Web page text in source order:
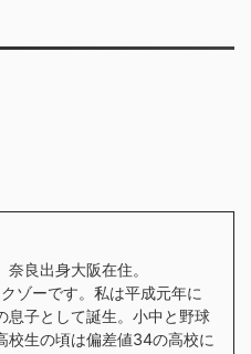
奈良出身大阪在住。
ゾーです。私は平成元年に
息子として誕生。小中と野球
校生の頃は偏差値34の高校に